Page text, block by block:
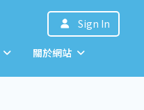
Sign In
關於網站